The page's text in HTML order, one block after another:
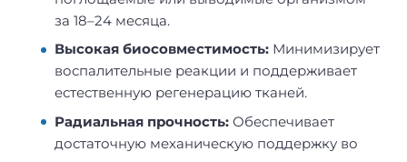
за 18–24 месяца.
Высокая биосовместимость: Минимизирует
воспалительные реакции и поддерживает
естественную регенерацию тканей.
Радиальная прочность: Обеспечивает
достаточную механическую поддержку во